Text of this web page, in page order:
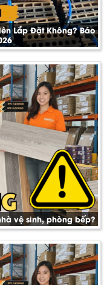
Lắp Đặt Không? Báo
vệ sinh, phòng bếp?